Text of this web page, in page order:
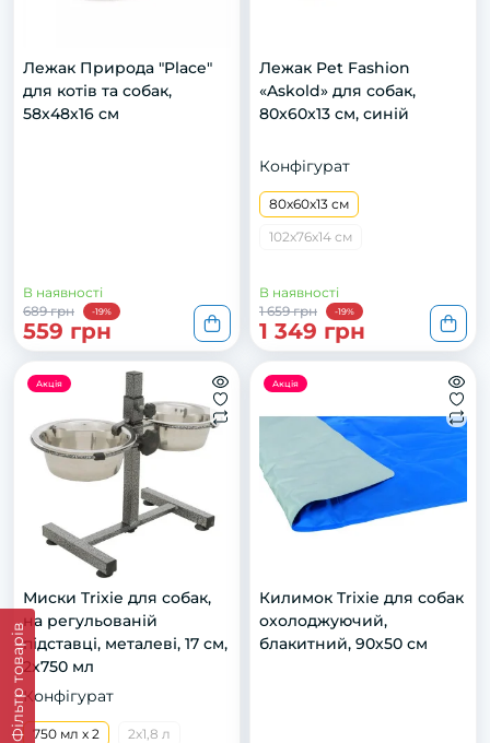
Фільтр товарів
Лежак Природа "Place"
для котів та собак,
58х48х16 см
В наявності
689 грн
-19%
559 грн
Лежак Pet Fashion
«Askold» для собак,
80x60x13 см, синій
Конфігурат
80x60x13 см
102x76x14 см
В наявності
1 659 грн
-19%
1 349 грн
Акція
Миски Trixie для собак,
на регульованій
підставці, металеві, 17 см,
2х750 мл
Конфігурат
750 мл х 2
2х1,8 л
Акція
Килимок Trixie для собак
охолоджуючий,
блакитний, 90х50 см